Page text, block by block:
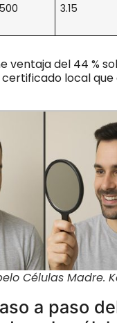
3.15
ventaja del 44 %
local
Células Madre.
a paso